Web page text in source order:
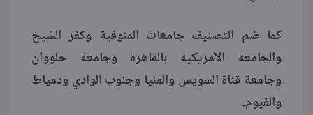
كما ضم التصنيف جامعات المنوفية وكفر الشيخ
والجامعة الأمريكية بالقاهرة وجامعة حلووان
وجامعة قناة السويس والمنيا وجنوب الوادي ودمياط
والفيوم.